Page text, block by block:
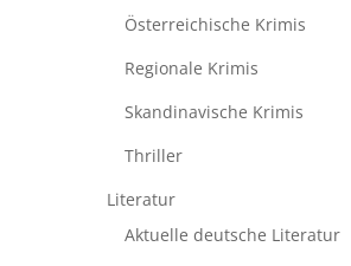
Österreichische Krimis
Regionale Krimis
Skandinavische Krimis
Thriller
Literatur
Aktuelle deutsche Literatur